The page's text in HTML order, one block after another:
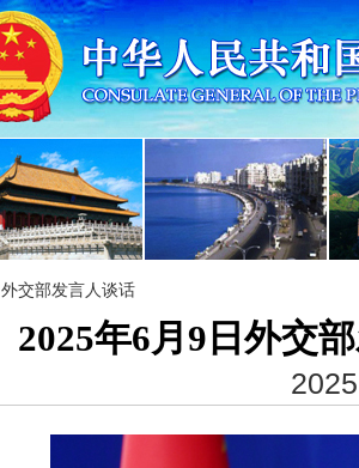
外交部发言人谈话
2025年6月9日外交